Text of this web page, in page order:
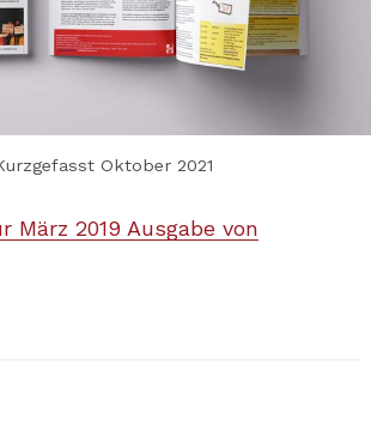
Oktober 2021
März 2019 Ausgabe von